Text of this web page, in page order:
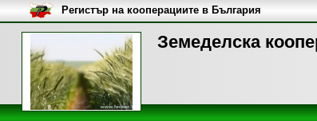
Земеделска
Регистър на кооперациите в България